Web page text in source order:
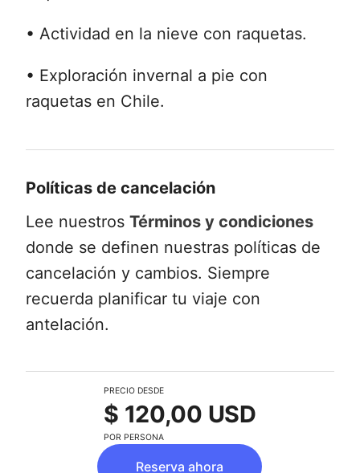
• Actividad en la nieve con raquetas.
• Exploración invernal a pie con
raquetas en Chile.
Políticas de cancelación
Lee nuestros Términos y condiciones
donde se definen nuestras políticas de
cancelación y cambios. Siempre
recuerda planificar tu viaje con
antelación.
PRECIO DESDE
$ 120,00 USD
POR PERSONA
Reserva ahora